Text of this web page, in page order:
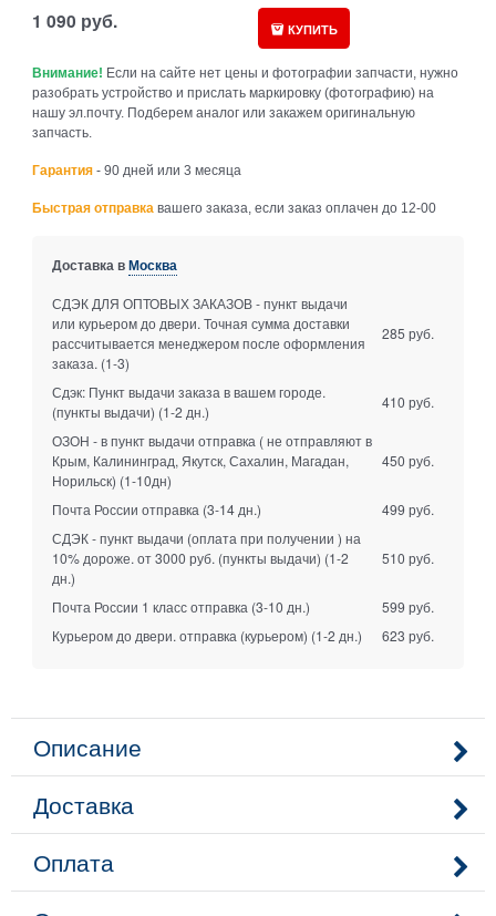
1 090 руб. КУПИТЬ
Внимание! Если на сайте нет цены и фотографии запчасти, нужно
разобрать устройство и прислать маркировку (фотографию) на
нашу эл.почту. Подберем аналог или закажем оригинальную
запчасть.
Гарантия - 90 дней или 3 месяца
Быстрая отправка вашего заказа, если заказ оплачен до 12-00
Доставка вМосква
СДЭК ДЛЯ ОПТОВЫХ ЗАКАЗОВ - пункт выдачи
или курьером до двери. Точная сумма доставки
рассчитывается менеджером после оформления
заказа. (1-3)
285 руб.
Сдэк: Пункт выдачи заказа в вашем городе.
(пункты выдачи) (1-2 дн.)
410 руб.
ОЗОН - в пункт выдачи отправка ( не отправляют в
Крым, Калининград, Якутск, Сахалин, Магадан,
Норильск) (1-10дн)
450 руб.
Почта России отправка (3-14 дн.)
499 руб.
СДЭК - пункт выдачи (оплата при получении ) на
10% дороже. от 3000 руб. (пункты выдачи) (1-2
дн.)
510 руб.
Почта России 1 класс отправка (3-10 дн.)
599 руб.
Курьером до двери. отправка (курьером) (1-2 дн.) 623 руб.
Описание
Доставка
Оплата